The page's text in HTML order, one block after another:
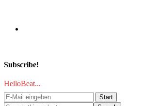
Subscribe!
HelloBeat...